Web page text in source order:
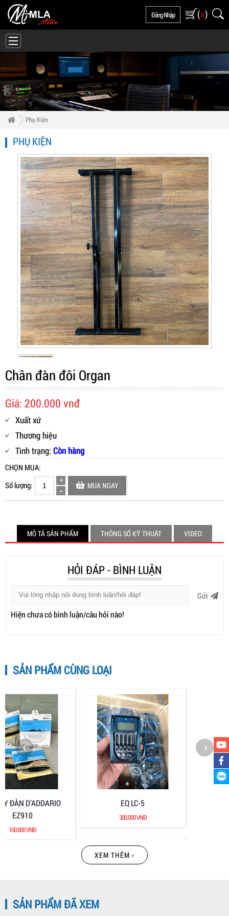
Đăng Nhập (0)
Phụ Kiện
PHỤ KIỆN
Chân đàn đôi Organ
Giá: 200.000 vnđ
Xuất xứ
Thương hiệu
Tình trạng: Còn hàng
CHỌN MUA:
Số lượng:
MUA NGAY
MÔ TẢ SẢN PHẨM THÔNG SỐ KỸ THUẬT VIDEO
HỎI ĐÁP - BÌNH LUẬN
Gửi
Hiện chưa có bình luận/câu hỏi nào!
SẢN PHẨM CÙNG LOẠI
EQ LC-5 MIẾNG DÁN CHỐNG XƯỚC
‹ ›
XEM THÊM ›
SẢN PHẨM ĐÃ XEM